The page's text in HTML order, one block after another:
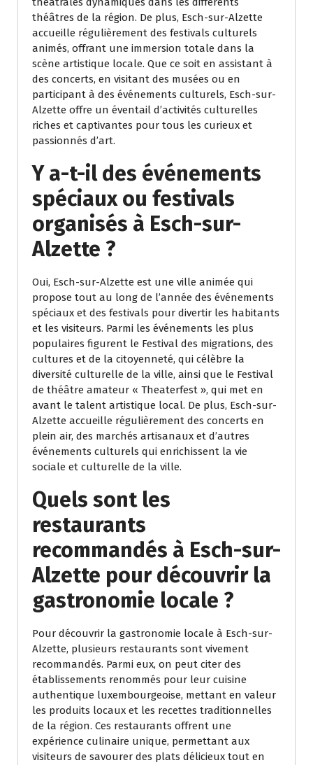
théâtres de la région. De plus, Esch-sur-Alzette
accueille régulièrement des festivals culturels
animés, offrant une immersion totale dans la
scène artistique locale. Que ce soit en assistant à
des concerts, en visitant des musées ou en
participant à des événements culturels, Esch-sur-
Alzette offre un éventail d’activités culturelles
riches et captivantes pour tous les curieux et
passionnés d’art.
Y a-t-il des événements
spéciaux ou festivals
organisés à Esch-sur-
Alzette ?
Oui, Esch-sur-Alzette est une ville animée qui
propose tout au long de l’année des événements
spéciaux et des festivals pour divertir les habitants
et les visiteurs. Parmi les événements les plus
populaires figurent le Festival des migrations, des
cultures et de la citoyenneté, qui célèbre la
diversité culturelle de la ville, ainsi que le Festival
de théâtre amateur « Theaterfest », qui met en
avant le talent artistique local. De plus, Esch-sur-
Alzette accueille régulièrement des concerts en
plein air, des marchés artisanaux et d’autres
événements culturels qui enrichissent la vie
sociale et culturelle de la ville.
Quels sont les
restaurants
recommandés à Esch-sur-
Alzette pour découvrir la
gastronomie locale ?
Pour découvrir la gastronomie locale à Esch-sur-
Alzette, plusieurs restaurants sont vivement
recommandés. Parmi eux, on peut citer des
établissements renommés pour leur cuisine
authentique luxembourgeoise, mettant en valeur
les produits locaux et les recettes traditionnelles
de la région. Ces restaurants offrent une
expérience culinaire unique, permettant aux
visiteurs de savourer des plats délicieux tout en